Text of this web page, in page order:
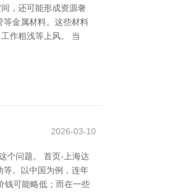
，还可能形成资源奢
等金属材料。这些材料
作粗浅等上风。 当
2026-03-10
个问题。 首页-上海达
等。以中国为例，连年
钱可能略低；而在一些